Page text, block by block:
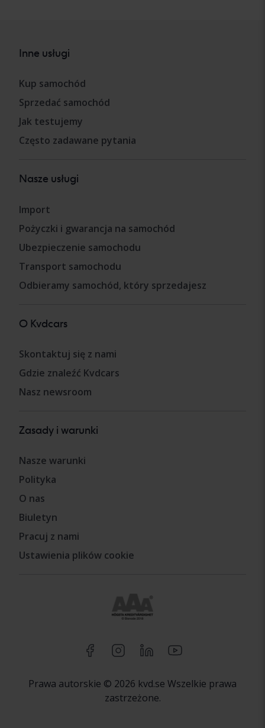
Inne usługi
Kup samochód
Sprzedać samochód
Jak testujemy
Często zadawane pytania
Nasze usługi
Import
Pożyczki i gwarancja na samochód
Ubezpieczenie samochodu
Transport samochodu
Odbieramy samochód, który sprzedajesz
O Kvdcars
Skontaktuj się z nami
Gdzie znaleźć Kvdcars
Nasz newsroom
Zasady i warunki
Nasze warunki
Polityka
O nas
Biuletyn
Pracuj z nami
Ustawienia plików cookie
Prawa autorskie © 2026 kvd.se Wszelkie prawa
zastrzeżone.